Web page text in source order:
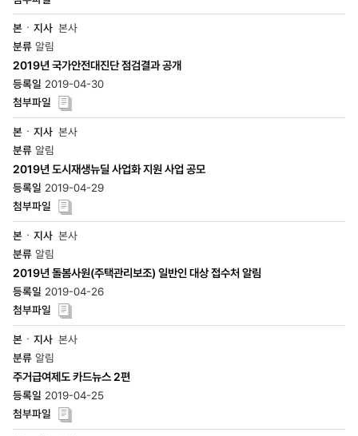
첨부파일
본사
알림
2019년 국가안전대진단 점검결과 공개
2019-04-30
본사
알림
2019년 도시재생뉴딜 사업화 지원 사업 공모
2019-04-29
본사
알림
2019년 돌봄사원(주택관리보조) 일반인 대상 접수처 알림
2019-04-26
본사
알림
주거급여제도 카드뉴스 2편
2019-04-25